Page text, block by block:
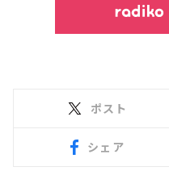
ポスト
シェア